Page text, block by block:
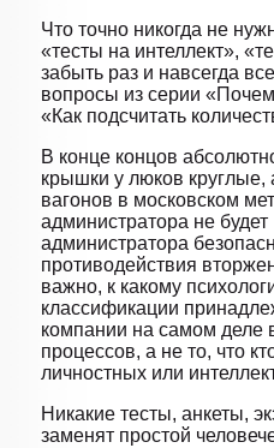
Что точно никогда не
«тесты на интеллект»,
забыть раз и навсегда
вопросы из серии
«Как подсчитать
В конце концов
крышки у люков круглые,
вагонов в московском
администратора не
администратора
противодействия
важно, к какому
классификации
компании на самом деле
процессов, а не то, что
личностных или
Никакие тесты, анкеты,
заменят простой